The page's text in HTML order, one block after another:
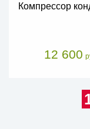
Компрессор
12 600